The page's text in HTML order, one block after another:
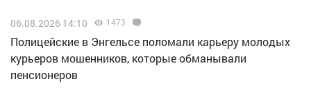
06.08.2026 14:10 1473
Полицейские в Энгельсе поломали карьеру молодых
курьеров мошенников, которые обманывали
пенсионеров